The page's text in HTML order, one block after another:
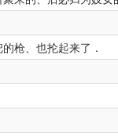
枪、也抡起来了．